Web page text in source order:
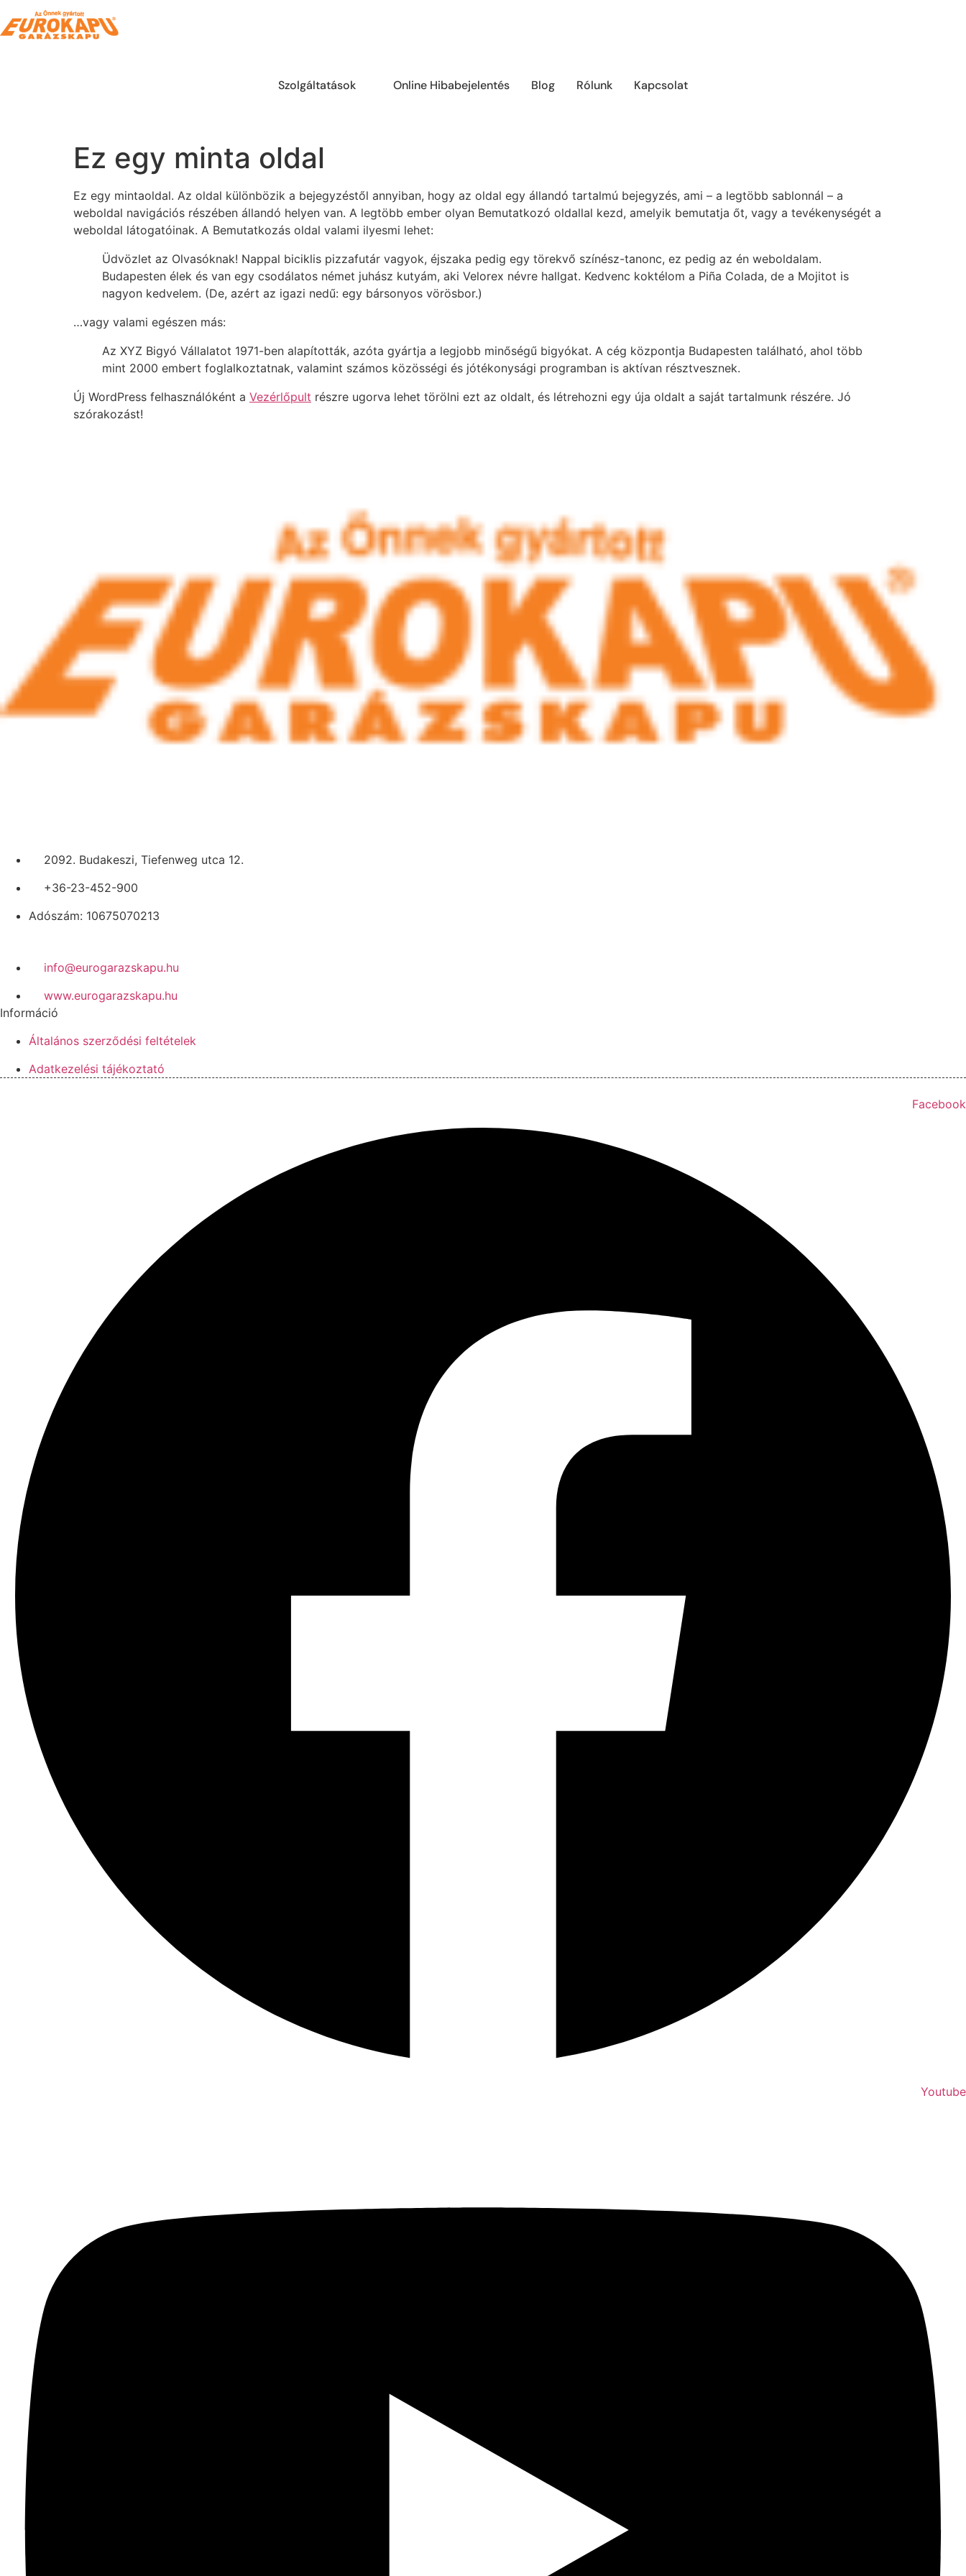
to
content
Szolgáltatások Online Hibabejelentés Blog Rólunk Kapcsolat
Ez egy minta oldal
Ez egy mintaoldal. Az oldal különbözik a bejegyzéstől annyiban, hogy az oldal egy állandó tartalmú bejegyzés, ami – a legtöbb sablonnál – a
weboldal navigációs részében állandó helyen van. A legtöbb ember olyan Bemutatkozó oldallal kezd, amelyik bemutatja őt, vagy a tevékenységét a
weboldal látogatóinak. A Bemutatkozás oldal valami ilyesmi lehet:
Üdvözlet az Olvasóknak! Nappal biciklis pizzafutár vagyok, éjszaka pedig egy törekvő színész-tanonc, ez pedig az én weboldalam.
Budapesten élek és van egy csodálatos német juhász kutyám, aki Velorex névre hallgat. Kedvenc koktélom a Piña Colada, de a Mojitot is
nagyon kedvelem. (De, azért az igazi nedű: egy bársonyos vörösbor.)
…vagy valami egészen más:
Az XYZ Bigyó Vállalatot 1971-ben alapították, azóta gyártja a legjobb minőségű bigyókat. A cég központja Budapesten található, ahol több
mint 2000 embert foglalkoztatnak, valamint számos közösségi és jótékonysági programban is aktívan résztvesznek.
Új WordPress felhasználóként a Vezérlőpult részre ugorva lehet törölni ezt az oldalt, és létrehozni egy úja oldalt a saját tartalmunk részére. Jó
szórakozást!
2092. Budakeszi, Tiefenweg utca 12.
+36-23-452-900
Adószám: 10675070213
info@eurogarazskapu.hu
www.eurogarazskapu.hu
Információ
Általános szerződési feltételek
Adatkezelési tájékoztató
Facebook
Youtube